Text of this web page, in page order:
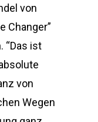
von
Changer”
“Das ist
von
Wegen